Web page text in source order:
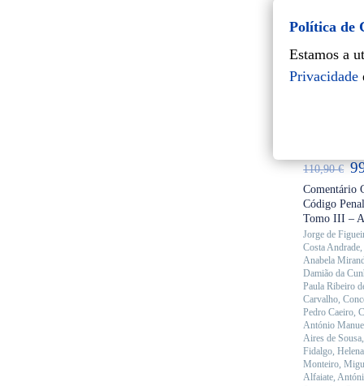
110,90€ O
Comentário
Código
Tomo III –
Jorge de
Costa Andrade
Anabela
Damião da
Paula Ribeiro
Carvalho,
Pedro Caeiro,
António
Aires de Sousa
Fidalgo,
Monteiro,
Alfaiate,
Política de
Estamos a
Privacidade